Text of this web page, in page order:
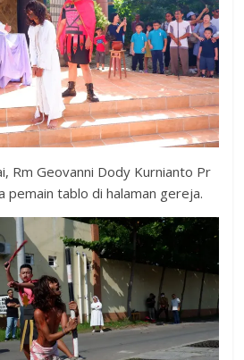
Rm Geovanni Dody Kurnianto Pr
pemain tablo di halaman gereja.